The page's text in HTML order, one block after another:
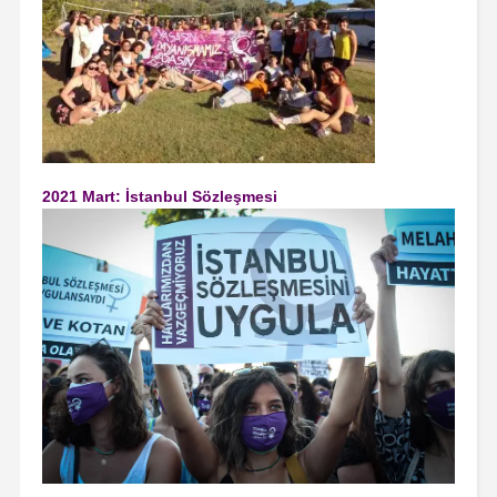
2021 Mart: İstanbul Sözleşmesi